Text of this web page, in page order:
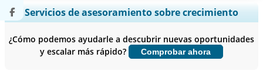
Ampliar la cobertura regional y por país, Análisis de segmentos,
Perfiles de empresas, Benchmarking competitivo, e información
Personalizar ahora
Servicios de asesoramiento sobre crecimiento
¿Cómo podemos ayudarle a descubrir nuevas oportunidades
y escalar más rápido?
Comprobar ahora